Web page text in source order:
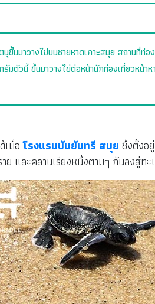
ขึ้นมาวางไข่บนชายหาดเกาะสมุย สถานที่ท่
มตัวนี้ ขึ้นมาวางไข่ต่อหน้านักท่องเที่ยวหน้
เมื่อ โรงแรมบันยันทรี สมุย ซึ่งตั้งอ
ย และคลานเรียงหนึ่งตามๆ กันลงสู่ทะ